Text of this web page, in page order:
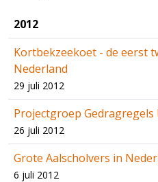
2012
Kortbekzeekoet - de eerst
Nederland
29 juli 2012
Projectgroep Gedragregels
26 juli 2012
Grote Aalscholvers in
6 juli 2012